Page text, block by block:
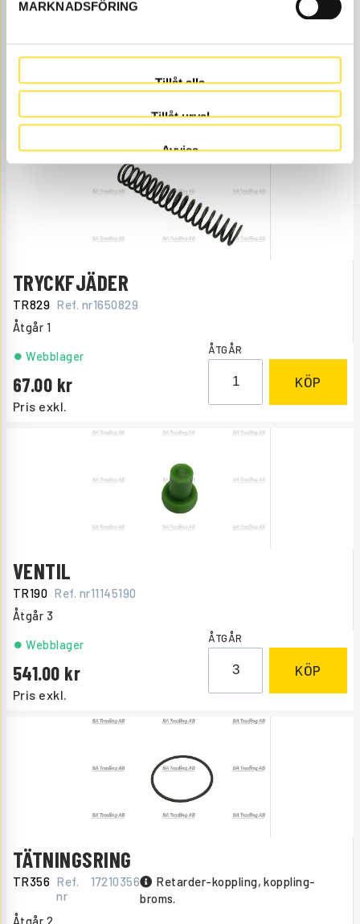
MARKNADSFÖRING
Tillåt alla
Tillåt urval
Avvisa
FI607 Ref. nr11448509
Pris exkl.
574.00
ÅTGÅR
KÖP
TRYCKFJÄDER
TR829 Ref. nr1650829
Åtgår 1
Pris exkl.
67.00
Webblager ÅTGÅR
KÖP
VENTIL
TR190 Ref. nr11145190
Åtgår 3
Pris exkl.
541.00
Webblager ÅTGÅR
KÖP
TÄTNINGSRING
TR356 Ref.
nr
17210356
Retarder-koppling, koppling-
broms.
Åtgår 2